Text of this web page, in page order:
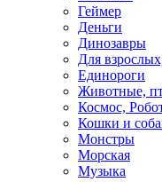
Геймер
Деньги
Динозавры
Для
Единороги
Животные,
Космос,
Кошки и
Монстры
Морская
Музыка